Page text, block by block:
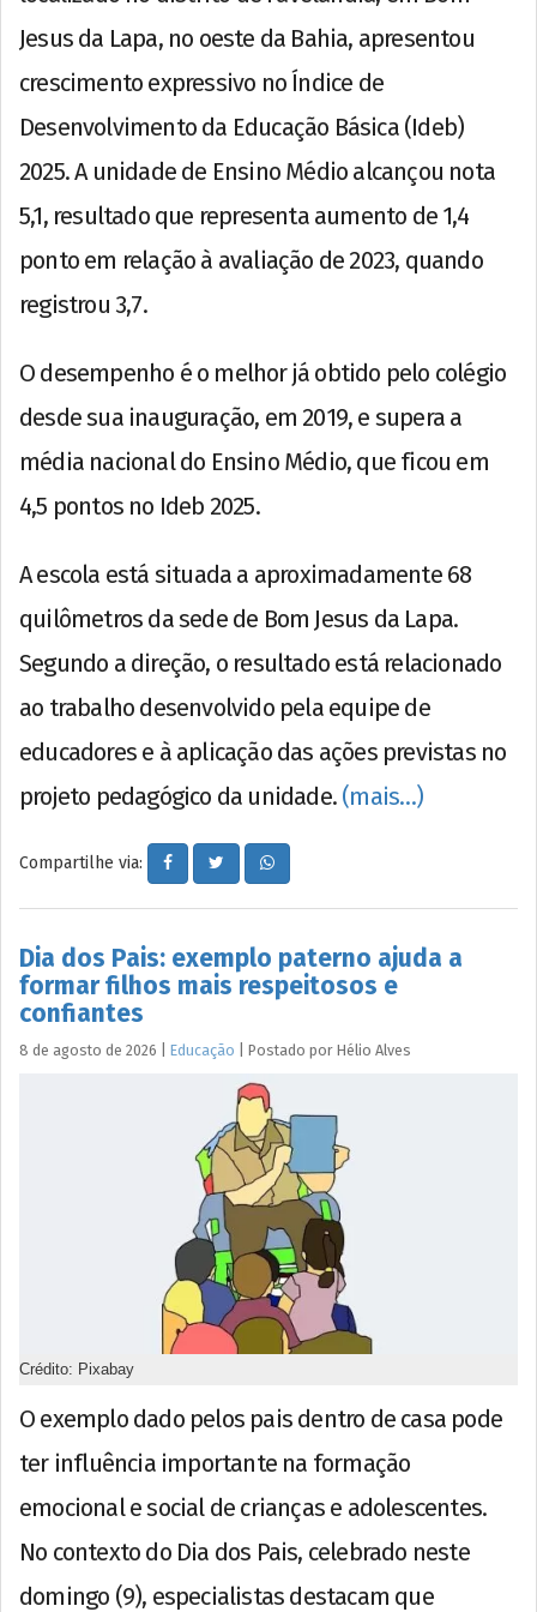
Jesus da Lapa, no oeste da Bahia, apresentou
crescimento expressivo no Índice de
Desenvolvimento da Educação Básica (Ideb)
2025. A unidade de Ensino Médio alcançou nota
5,1, resultado que representa aumento de 1,4
ponto em relação à avaliação de 2023, quando
registrou 3,7.
O desempenho é o melhor já obtido pelo colégio
desde sua inauguração, em 2019, e supera a
média nacional do Ensino Médio, que ficou em
4,5 pontos no Ideb 2025.
A escola está situada a aproximadamente 68
quilômetros da sede de Bom Jesus da Lapa.
Segundo a direção, o resultado está relacionado
ao trabalho desenvolvido pela equipe de
educadores e à aplicação das ações previstas no
projeto pedagógico da unidade. (mais…)
Compartilhe via:
Dia dos Pais: exemplo paterno ajuda a
formar filhos mais respeitosos e
confiantes
8 de agosto de 2026 Educação Postado por Hélio Alves
Crédito: Pixabay
O exemplo dado pelos pais dentro de casa pode
ter influência importante na formação
emocional e social de crianças e adolescentes.
No contexto do Dia dos Pais, celebrado neste
domingo (9), especialistas destacam que